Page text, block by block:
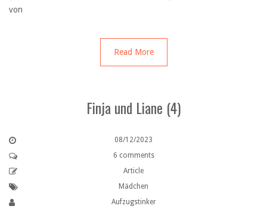
von
Read More
Finja und Liane (4)
08/12/2023
6 comments
Article
Mädchen
Aufzugstinker